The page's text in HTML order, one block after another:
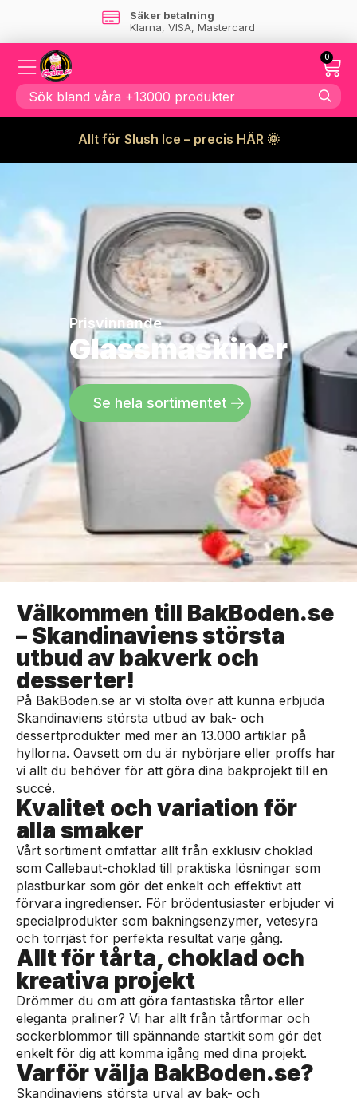
Säker betalning
Klarna, VISA, Mastercard
0
Allt för Slush Ice – precis HÄR 🌞
Prisvinnande
Glassmaskiner
Se hela sortimentet
Välkommen till BakBoden.se
– Skandinaviens största
utbud av bakverk och
desserter!
På BakBoden.se är vi stolta över att kunna erbjuda
Skandinaviens största utbud av bak- och
dessertprodukter med mer än 13.000 artiklar på
hyllorna. Oavsett om du är nybörjare eller proffs har
vi allt du behöver för att göra dina bakprojekt till en
succé.
Kvalitet och variation för
alla smaker
Vårt sortiment omfattar allt från exklusiv choklad
som Callebaut-choklad till praktiska lösningar som
plastburkar som gör det enkelt och effektivt att
förvara ingredienser. För brödentusiaster erbjuder vi
specialprodukter som bakningsenzymer, vetesyra
och torrjäst för perfekta resultat varje gång.
Allt för tårta, choklad och
kreativa projekt
Drömmer du om att göra fantastiska tårtor eller
eleganta praliner? Vi har allt från tårtformar och
sockerblommor till spännande startkit som gör det
enkelt för dig att komma igång med dina projekt.
Varför välja BakBoden.se?
Skandinaviens största urval av bak- och